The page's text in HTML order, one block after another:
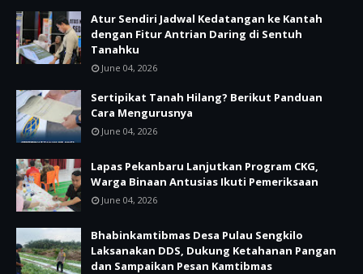
Atur Sendiri Jadwal Kedatangan ke Kantah
dengan Fitur Antrian Daring di Sentuh
Tanahku
June 04, 2026
Sertipikat Tanah Hilang? Berikut Panduan
Cara Mengurusnya
June 04, 2026
Lapas Pekanbaru Lanjutkan Program CKG,
Warga Binaan Antusias Ikuti Pemeriksaan
June 04, 2026
Bhabinkamtibmas Desa Pulau Sengkilo
Laksanakan DDS, Dukung Ketahanan Pangan
dan Sampaikan Pesan Kamtibmas